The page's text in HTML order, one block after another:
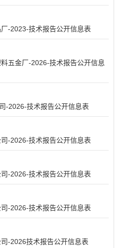
-2023-技术报告公开信息表
五金厂-2026-技术报告公开信息
-2026-技术报告公开信息表
-2026-技术报告公开信息表
-2026-技术报告公开信息表
-2026-技术报告公开信息表
-2026技术报告公开信息表